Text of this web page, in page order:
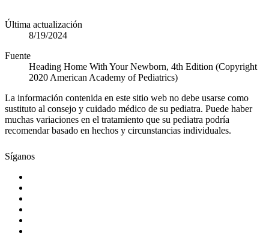
Última actualización
8/19/2024
Fuente
Heading Home With Your Newborn, 4th Edition (Copyright
2020 American Academy of Pediatrics)
La información contenida en este sitio web no debe usarse como
sustituto al consejo y cuidado médico de su pediatra. Puede haber
muchas variaciones en el tratamiento que su pediatra podría
recomendar basado en hechos y circunstancias individuales.
Síganos